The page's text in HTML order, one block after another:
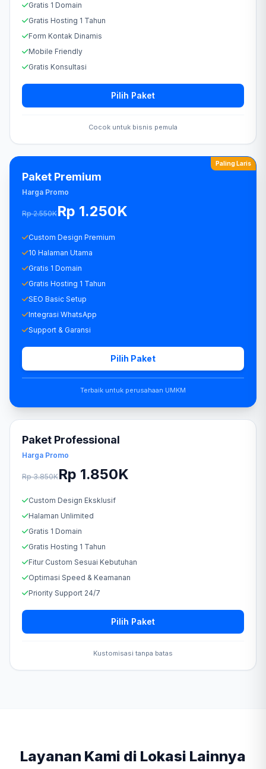
Gratis 1 Domain
Gratis Hosting 1 Tahun
Form Kontak Dinamis
Mobile Friendly
Gratis Konsultasi
Pilih Paket
Cocok untuk bisnis pemula
Paling Laris
Paket Premium
Harga Promo
Rp 2.550KRp 1.250K
Custom Design Premium
10 Halaman Utama
Gratis 1 Domain
Gratis Hosting 1 Tahun
SEO Basic Setup
Integrasi WhatsApp
Support & Garansi
Pilih Paket
Terbaik untuk perusahaan UMKM
Paket Professional
Harga Promo
Rp 3.850KRp 1.850K
Custom Design Eksklusif
Halaman Unlimited
Gratis 1 Domain
Gratis Hosting 1 Tahun
Fitur Custom Sesuai Kebutuhan
Optimasi Speed & Keamanan
Priority Support 24/7
Pilih Paket
Kustomisasi tanpa batas
Layanan Kami di Lokasi Lainnya